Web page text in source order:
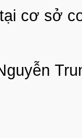
cơ sở